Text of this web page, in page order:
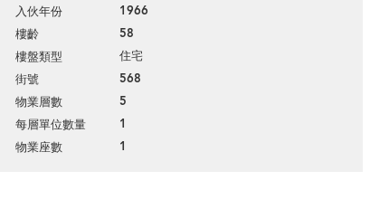
入伙年份 1966
樓齡 58
樓盤類型 住宅
街號 568
物業層數 5
每層單位數量 1
物業座數 1